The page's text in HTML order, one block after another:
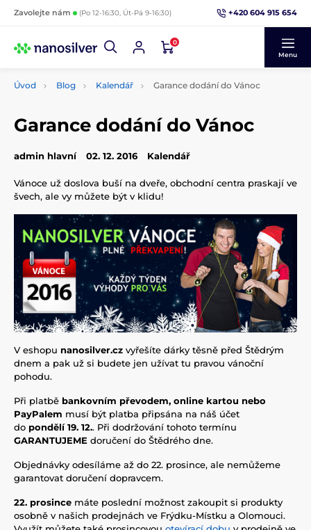
Zavolejte nám (Po 12-16:30, Út-Pá 9-16:30) +420 604 915 654
0
Menu
Úvod Blog Kalendář Garance dodání do Vánoc
Garance dodání do Vánoc
admin hlavní 02. 12. 2016 Kalendář
Vánoce už doslova buší na dveře, obchodní centra praskají ve
švech, ale vy můžete být v klidu!
V eshopu nanosilver.cz vyřešíte dárky těsně před Štědrým
dnem a pak už si budete jen užívat tu pravou vánoční
pohodu.
Při platbě bankovním převodem, online kartou nebo
PayPalem musí být platba připsána na náš účet
do pondělí 19. 12.. Při dodržování tohoto termínu
GARANTUJEME doručení do Štědrého dne.
Objednávky odesíláme až do 22. prosince, ale nemůžeme
garantovat doručení dopravcem.
22. prosince máte poslední možnost zakoupit si produkty
osobně v našich prodejnách ve Frýdku-Místku a Olomouci.